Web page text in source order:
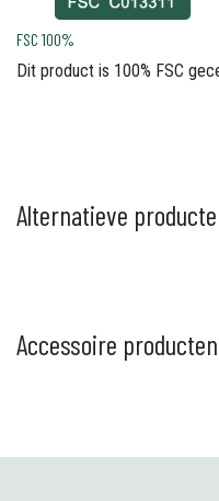
FSC 100%
Dit product is 100% FSC
Alternatieve
Accessoire producten